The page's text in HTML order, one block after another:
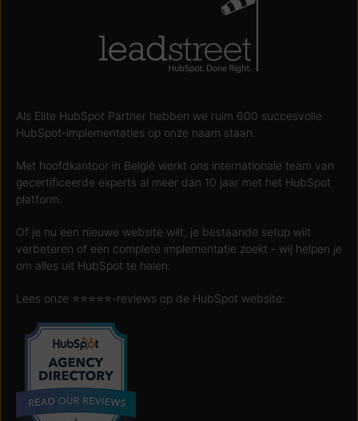
Als Elite HubSpot Partner hebben we ruim 600 succesvolle
HubSpot-implementaties op onze naam staan.
Met hoofdkantoor in België werkt ons internationale team van
gecertificeerde experts al meer dan 10 jaar met het HubSpot
platform.
Of je nu een nieuwe website wilt, je bestaande setup wilt
verbeteren of een complete implementatie zoekt - wij helpen je
om alles uit HubSpot te halen.
Lees onze ⭐️⭐️⭐️⭐️⭐️-reviews op de HubSpot website: